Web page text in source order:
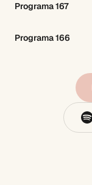
Programa 167
Programa 166